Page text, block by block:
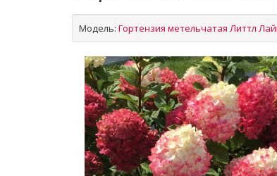
Модель: Гортензия метельчатая Литтл